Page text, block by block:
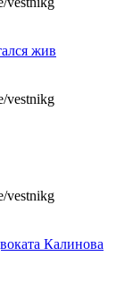
жив
vestnikg
vestnikg
Калинова